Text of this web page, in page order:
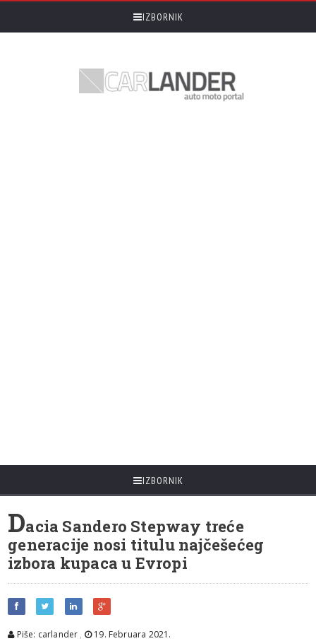
IZBORNIK
IZBORNIK
Dacia Sandero Stepway treće
generacije nosi titulu najčešećeg
izbora kupaca u Evropi
Piše: carlander , 19. Februara 2021.